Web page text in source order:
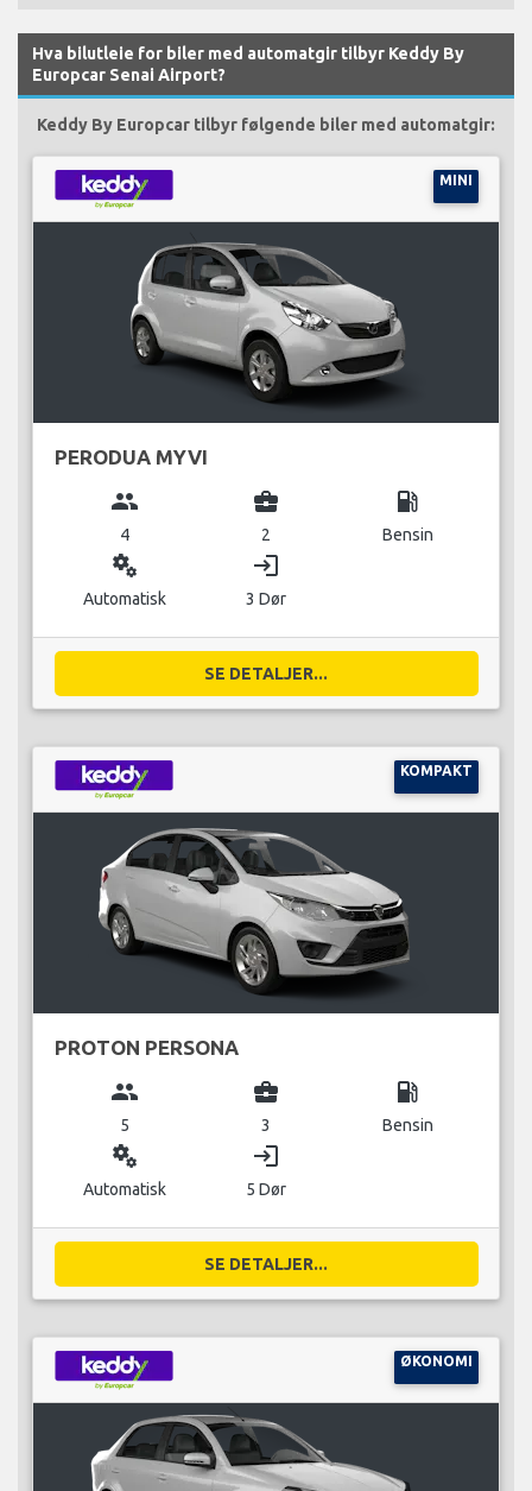
Hva bilutleie for biler med automatgir tilbyr Keddy By
Europcar Senai Airport?
Keddy By Europcar tilbyr følgende biler med automatgir:
MINI
PERODUA MYVI
group
4
business_center
2
local_gas_station
Bensin
miscellaneous_services
Automatisk
login
3 Dør
SE DETALJER...
KOMPAKT
PROTON PERSONA
group
5
business_center
3
local_gas_station
Bensin
miscellaneous_services
Automatisk
login
5 Dør
SE DETALJER...
ØKONOMI